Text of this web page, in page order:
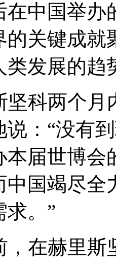
在中国举办
的关键成就
类发展的趋
科两个月
说：“没有
本届世博会
中国竭尽全
求。”
在赫里斯